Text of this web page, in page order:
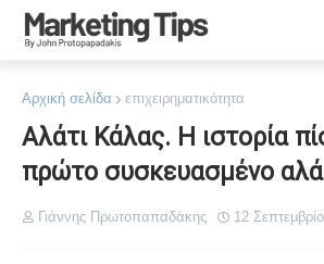
Αρχική σελίδα επιχειρηματικότητα
Αλάτι Κάλας. Η ιστορία
πρώτο συσκευασμένο
Γιάννης Πρωτοπαπαδάκης 12